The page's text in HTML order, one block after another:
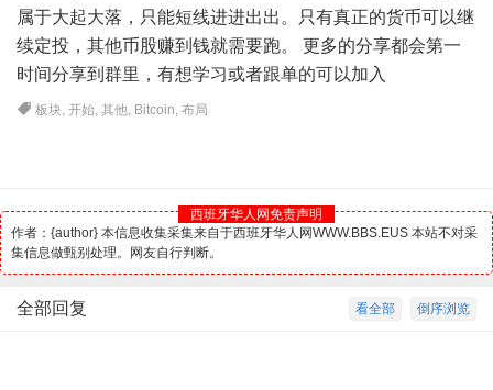
属于大起大落，只能短线进进出出。只有真正的货币可以继
续定投，其他币股赚到钱就需要跑。 更多的分享都会第一
时间分享到群里，有想学习或者跟单的可以加入
板块,开始,其他, Bitcoin,布局
西班牙华人网免责声明
作者：{author} 本信息收集采集来自于西班牙华人网WWW.BBS.EUS 本站不对采
集信息做甄别处理。网友自行判断。
倒序浏览
看全部
全部回复